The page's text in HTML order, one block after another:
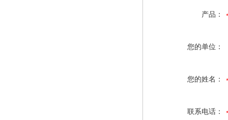
产品：
您的单位：
您的姓名：
联系电话：